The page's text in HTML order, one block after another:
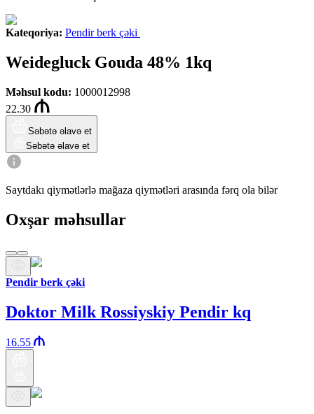
Kateqoriya: Pendir berk çəki
Weidegluck Gouda 48% 1kq
Məhsul kodu: 1000012998
22.30
Səbətə əlavə et
Səbətə əlavə et
Saytdakı qiymətlərlə mağaza qiymətləri arasında fərq ola bilər
Oxşar məhsullar
Pendir berk çəki
Doktor Milk Rossiyskiy Pendir kq
16.55